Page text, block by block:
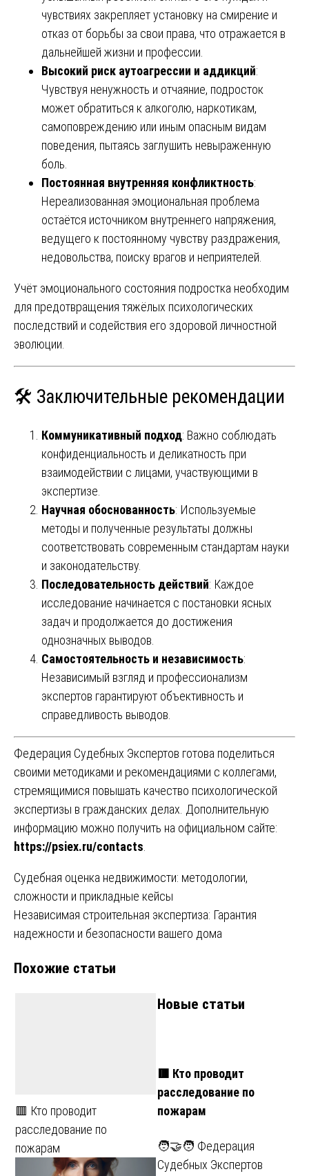
чувствиях закрепляет установку на смирение и
отказ от борьбы за свои права, что отражается в
дальнейшей жизни и профессии.
Высокий риск аутоагрессии и аддикций:
Чувствуя ненужность и отчаяние, подросток
может обратиться к алкоголю, наркотикам,
самоповреждению или иным опасным видам
поведения, пытаясь заглушить невыраженную
боль.
Постоянная внутренняя конфликтность:
Нереализованная эмоциональная проблема
остаётся источником внутреннего напряжения,
ведущего к постоянному чувству раздражения,
недовольства, поиску врагов и неприятелей.
Учёт эмоционального состояния подростка необходим
для предотвращения тяжёлых психологических
последствий и содействия его здоровой личностной
эволюции.
🛠️ Заключительные рекомендации
Коммуникативный подход: Важно соблюдать
конфиденциальность и деликатность при
взаимодействии с лицами, участвующими в
экспертизе.
Научная обоснованность: Используемые
методы и полученные результаты должны
соответствовать современным стандартам науки
и законодательству.
Последовательность действий: Каждое
исследование начинается с постановки ясных
задач и продолжается до достижения
однозначных выводов.
Самостоятельность и независимость:
Независимый взгляд и профессионализм
экспертов гарантируют объективность и
справедливость выводов.
Федерация Судебных Экспертов готова поделиться
своими методиками и рекомендациями с коллегами,
стремящимися повышать качество психологической
экспертизы в гражданских делах. Дополнительную
информацию можно получить на официальном сайте:
https://psiex.ru/contacts
Навигация
по
записям
Судебная оценка недвижимости: методологии,
сложности и прикладные кейсы
Независимая строительная экспертиза: Гарантия
надежности и безопасности вашего дома
Похожие статьи
🟥 Кто проводит
расследование по
пожарам
Новые статьи
🟥 Кто проводит
расследование по
пожарам
🧑‍🤝‍🧑 Федерация
Судебных Экспертов